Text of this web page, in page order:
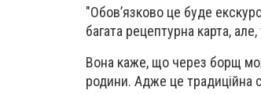
"Обов’язково це буде
багата рецептурна карта,
Вона каже, що через борщ
родини. Адже це традиційна